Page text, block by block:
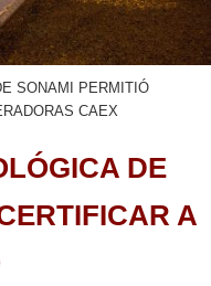
SONAMI PERMITIÓ
CAEX
DE
A